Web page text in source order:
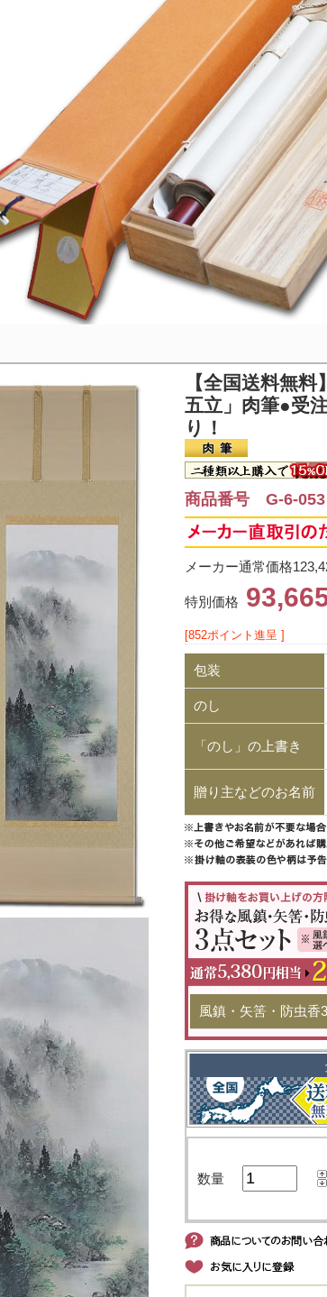
【全国送料無料】
五立」肉筆●受
り！
商品番号 G-6-053
メーカー通常価格
特別価格
[852ポイント進呈 ]
包装
のし
「のし」の上書き
贈り主などのお名前
風鎮・矢筈・防虫香
数量